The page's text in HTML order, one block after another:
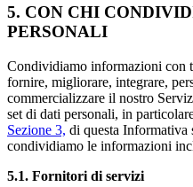
5. CON CHI
PERSONALI
Condividiamo informazioni con
fornire, migliorare, integrare,
commercializzare il nostro
set di dati personali, in
Sezione 3, di questa
condividiamo le informazioni
5.1. Fornitori di servizi